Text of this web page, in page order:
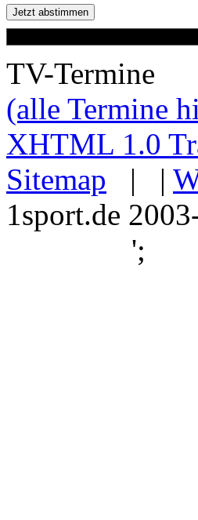
TV-Termine
(alle Termine
XHTML 1.0
Sitemap | |
1sport.de
';